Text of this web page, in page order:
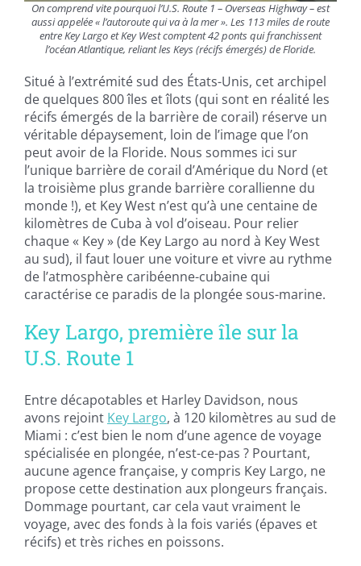
On comprend vite pourquoi l’U.S. Route 1 – Overseas Highway – est
aussi appelée « l’autoroute qui va à la mer ». Les 113 miles de route
entre Key Largo et Key West comptent 42 ponts qui franchissent
l’océan Atlantique, reliant les Keys (récifs émergés) de Floride.
Situé à l’extrémité sud des États-Unis, cet archipel
de quelques 800 îles et îlots (qui sont en réalité les
récifs émergés de la barrière de corail) réserve un
véritable dépaysement, loin de l’image que l’on
peut avoir de la Floride. Nous sommes ici sur
l’unique barrière de corail d’Amérique du Nord (et
la troisième plus grande barrière corallienne du
monde !), et Key West n’est qu’à une centaine de
kilomètres de Cuba à vol d’oiseau. Pour relier
chaque « Key » (de Key Largo au nord à Key West
au sud), il faut louer une voiture et vivre au rythme
de l’atmosphère caribéenne-cubaine qui
caractérise ce paradis de la plongée sous-marine.
Key Largo, première île sur la
U.S. Route 1
Entre décapotables et Harley Davidson, nous
avons rejoint Key Largo, à 120 kilomètres au sud de
Miami : c’est bien le nom d’une agence de voyage
spécialisée en plongée, n’est-ce-pas ? Pourtant,
aucune agence française, y compris Key Largo, ne
propose cette destination aux plongeurs français.
Dommage pourtant, car cela vaut vraiment le
voyage, avec des fonds à la fois variés (épaves et
récifs) et très riches en poissons.